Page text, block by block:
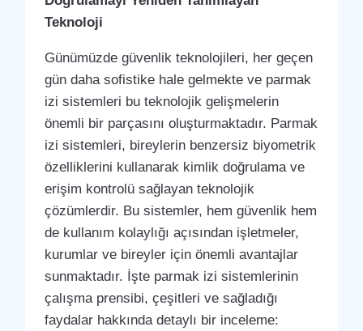
Teknoloji
Günümüzde güvenlik teknolojileri, her geçen
gün daha sofistike hale gelmekte ve parmak
izi sistemleri bu teknolojik gelişmelerin
önemli bir parçasını oluşturmaktadır. Parmak
izi sistemleri, bireylerin benzersiz biyometrik
özelliklerini kullanarak kimlik doğrulama ve
erişim kontrolü sağlayan teknolojik
çözümlerdir. Bu sistemler, hem güvenlik hem
de kullanım kolaylığı açısından işletmeler,
kurumlar ve bireyler için önemli avantajlar
sunmaktadır. İşte parmak izi sistemlerinin
çalışma prensibi, çeşitleri ve sağladığı
faydalar hakkında detaylı bir inceleme: